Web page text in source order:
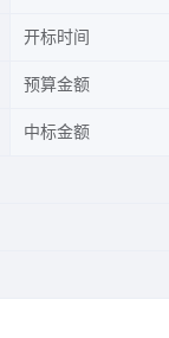
开标时间
预算金额
中标金额